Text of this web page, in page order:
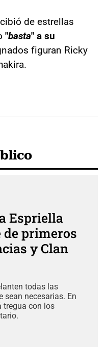
de estrellas
"basta" a su
figuran Ricky
Espriella
de primeros
y Clan
todas las
sean necesarias. En
tregua con los